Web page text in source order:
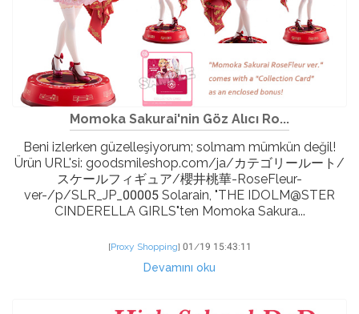
Momoka Sakurai'nin Göz Alıcı Ro...
Beni izlerken güzelleşiyorum; solmam mümkün değil!
Ürün URL'si: goodsmileshop.com/ja/カテゴリールート/
スケールフィギュア/櫻井桃華-RoseFleur-
ver-/p/SLR_JP_00005 Solarain, "THE IDOLM@STER
CINDERELLA GIRLS"ten Momoka Sakura...
[Proxy Shopping] 01/19 15:43:11
Devamını oku